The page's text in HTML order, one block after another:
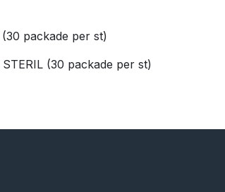
packade per st)
(30 packade per st)